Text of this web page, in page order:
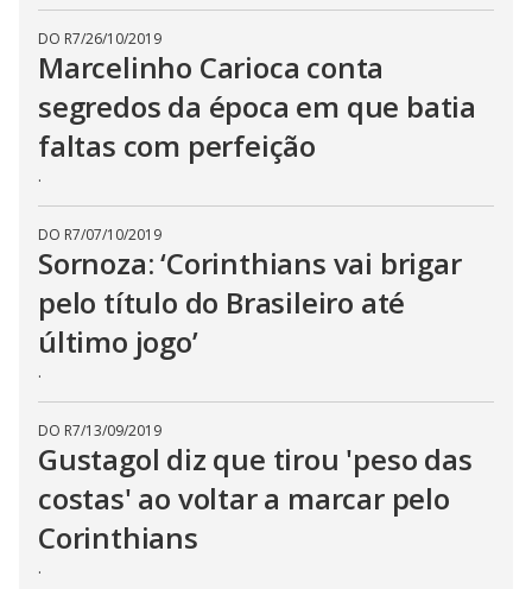
DO R7/26/10/2019
Marcelinho Carioca conta
segredos da época em que batia
faltas com perfeição
.
DO R7/07/10/2019
Sornoza: ‘Corinthians vai brigar
pelo título do Brasileiro até
último jogo’
.
DO R7/13/09/2019
Gustagol diz que tirou 'peso das
costas' ao voltar a marcar pelo
Corinthians
.